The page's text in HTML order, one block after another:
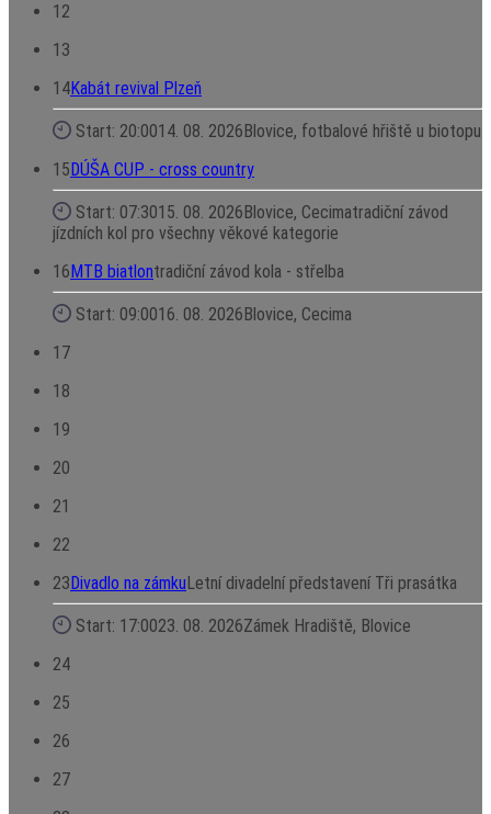
12
13
14Kabát revival Plzeň
Start: 20:0014. 08. 2026 Blovice, fotbalové hřiště u biotopu
15 DÚŠA CUP - cross country
Start: 07:3015. 08. 2026 Blovice, Cecimatradiční závod
jízdních kol pro všechny věkové kategorie
16 MTB biatlontradiční závod kola - střelba
Start: 09:0016. 08. 2026 Blovice, Cecima
17
18
19
20
21
22
23 Divadlo na zámku Letní divadelní představení Tři prasátka
Start: 17:0023. 08. 2026Zámek Hradiště, Blovice
24
25
26
27